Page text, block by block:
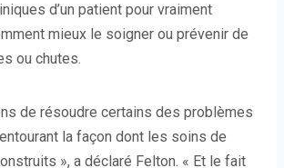
d’un patient pour vraiment
mieux le soigner ou prévenir de
ou chutes.
de résoudre certains des problèmes
la façon dont les soins de
», a déclaré Felton. « Et le fait